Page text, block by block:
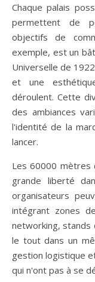
Chaque palais
permettent de
objectifs de
exemple, est un
Universelle de
et une
déroulent. Cette
des ambiances
l'identité de la
lancer.
Les 60000 mètres
grande liberté
organisateurs
intégrant zones
networking, stands
le tout dans un
gestion logistique
qui n'ont pas à se